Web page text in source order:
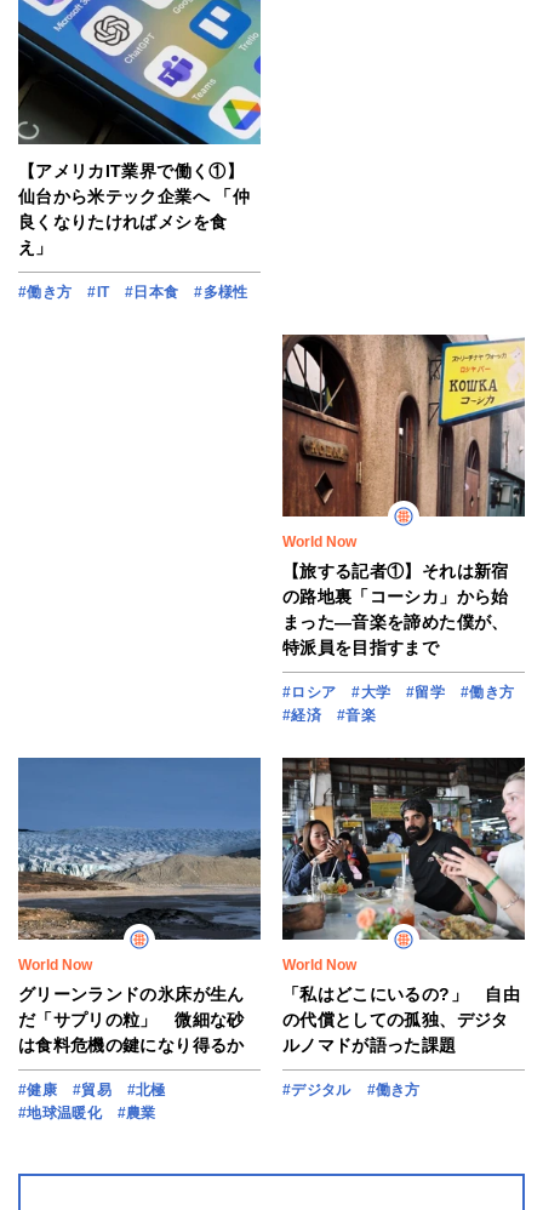
【アメリカIT業界で働く①】
仙台から米テック企業へ 「仲
良くなりたければメシを食
え」
#働き方 #IT #日本食 #多様性
World Now
【旅する記者①】それは新宿
の路地裏「コーシカ」から始
まった―音楽を諦めた僕が、
特派員を目指すまで
#ロシア #大学 #留学
#働き方
#経済
#音楽
World Now
グリーンランドの氷床が生ん
だ「サプリの粒」 微細な砂
は食料危機の鍵になり得るか
#健康 #貿易
#北極
#地球温暖化
#農業
World Now
「私はどこにいるの?」 自由
の代償としての孤独、デジタ
ルノマドが語った課題
#デジタル #働き方